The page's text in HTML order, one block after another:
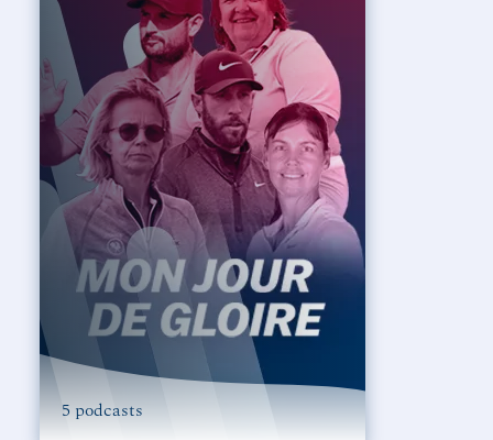
5 podcasts